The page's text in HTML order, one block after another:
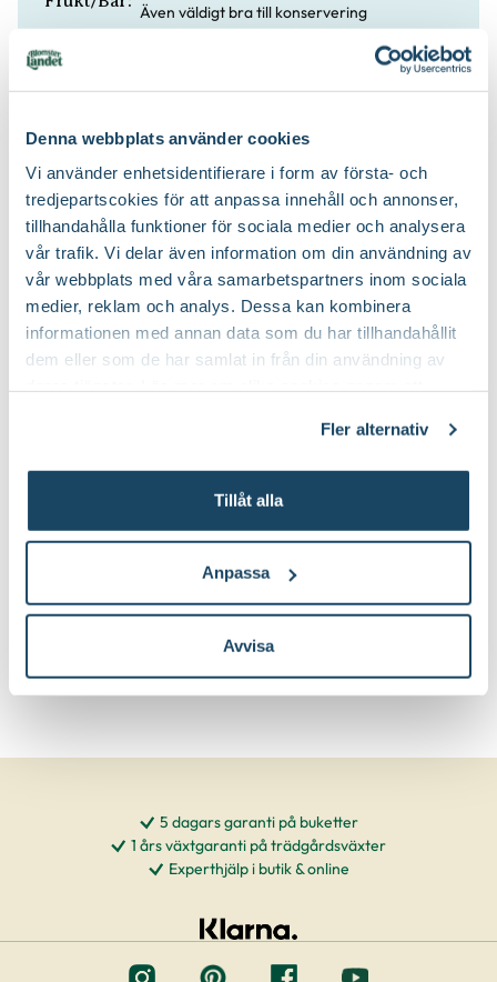
Denna webbplats använder cookies
Vi använder enhetsidentifierare i form av första- och
tredjepartscokies för att anpassa innehåll och annonser,
tillhandahålla funktioner för sociala medier och analysera
vår trafik. Vi delar även information om din användning av
vår webbplats med våra samarbetspartners inom sociala
medier, reklam och analys. Dessa kan kombinera
informationen med annan data som du har tillhandahållit
dem eller som de har samlat in från din användning av
Fler alternativ
Tillåt alla
Anpassa
Avvisa
Även väldigt bra till konservering
Fruktkött smak: Något syrlig
Mognadtid: Juli och augusti
Frukt förvaring: Ingen förvaring/äts direkt
Doft: Nej
Jordprodukter: Planteringsjord
Klipp bort skadade, korsade och
inåtväxande grenar
5 dagars garanti på buketter
1 års växtgaranti på trädgårdsväxter
Experthjälp i butik & online